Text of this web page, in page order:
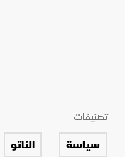
تصنيفات
سياسة الناتو